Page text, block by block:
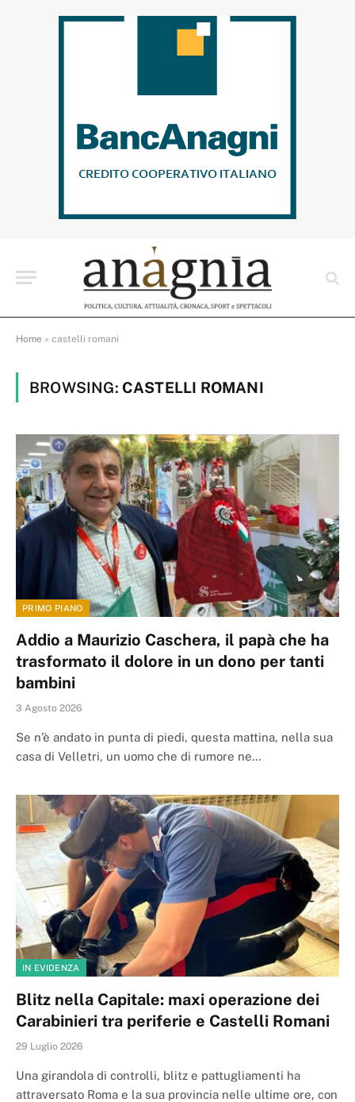
Home » castelli romani
BROWSING: CASTELLI ROMANI
PRIMO PIANO
Addio a Maurizio Caschera, il papà che ha
trasformato il dolore in un dono per tanti
bambini
3 Agosto 2026
Se n’è andato in punta di piedi, questa mattina, nella sua
casa di Velletri, un uomo che di rumore ne…
IN EVIDENZA
Blitz nella Capitale: maxi operazione dei
Carabinieri tra periferie e Castelli Romani
29 Luglio 2026
Una girandola di controlli, blitz e pattugliamenti ha
attraversato Roma e la sua provincia nelle ultime ore, con